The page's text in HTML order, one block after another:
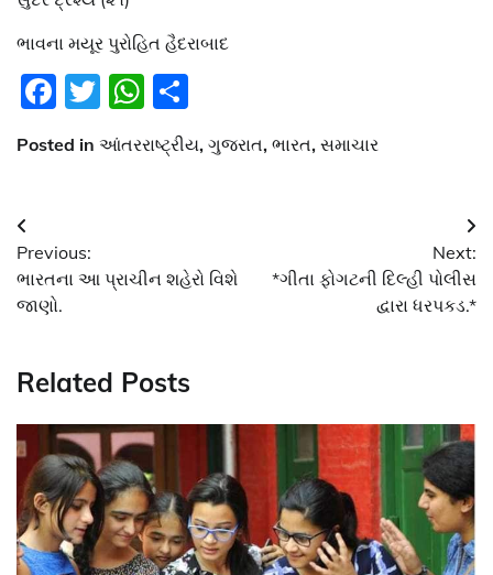
ભાવના મયૂર પુરોહિત હૈદરાબાદ
Facebook
TwitterWhatsApp
Posted in આંતરરાષ્ટ્રીય, ગુજરાત, ભારત, સમાચાર
Post
navigation
Previous:
ભારતના આ પ્રાચીન શહેરો વિશે
જાણો.
Next:
*ગીતા ફોગટની દિલ્હી પોલીસ
દ્વારા ધરપકડ.*
Related Posts